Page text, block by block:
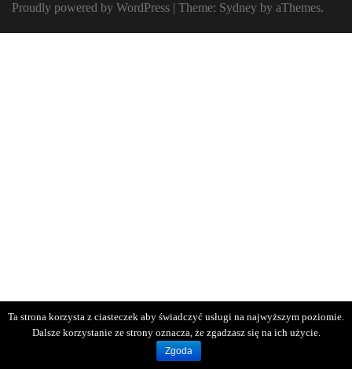
Proudly powered by WordPress | Theme: Sydney by aThemes.
Ta strona korzysta z ciasteczek aby świadczyć usługi na najwyższym poziomie.
Dalsze korzystanie ze strony oznacza, że zgadzasz się na ich użycie.
Zgoda